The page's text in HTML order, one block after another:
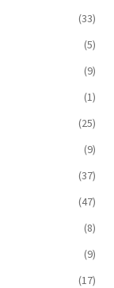
(33)
(5)
(9)
(1)
(25)
(9)
(37)
(47)
(8)
(9)
(17)